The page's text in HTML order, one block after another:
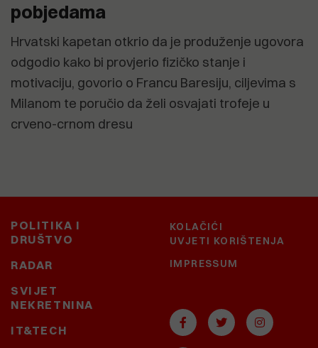
pobjedama
Hrvatski kapetan otkrio da je produženje ugovora
odgodio kako bi provjerio fizičko stanje i
motivaciju, govorio o Francu Baresiju, ciljevima s
Milanom te poručio da želi osvajati trofeje u
crveno-crnom dresu
POLITIKA I
DRUŠTVO
RADAR
SVIJET
NEKRETNINA
IT&TECH
KOLAČIĆI
UVJETI KORIŠTENJA
IMPRESSUM